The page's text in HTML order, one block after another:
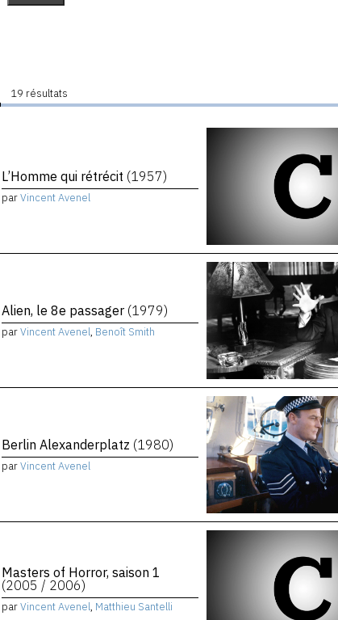
19 résultats
L’Homme qui rétrécit (1957)
parVincent Avenel
Alien, le 8e passager (1979)
parVincent Avenel, Benoît Smith
Berlin Alexanderplatz (1980)
parVincent Avenel
Masters of Horror, saison 1
(2005 / 2006)
parVincent Avenel, Matthieu Santelli